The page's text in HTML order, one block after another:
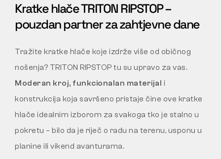
Kratke hlače TRITON RIPSTOP –
pouzdan partner za zahtjevne dane
Tražite kratke hlače koje izdrže više od običnog
nošenja? TRITON RIPSTOP tu su upravo za vas.
Moderan kroj, funkcionalan materijal i
konstrukcija koja savršeno pristaje čine ove kratke
hlače idealnim izborom za svakoga tko je stalno u
pokretu – bilo da je riječ o radu na terenu, usponu u
planine ili vikend avanturama.